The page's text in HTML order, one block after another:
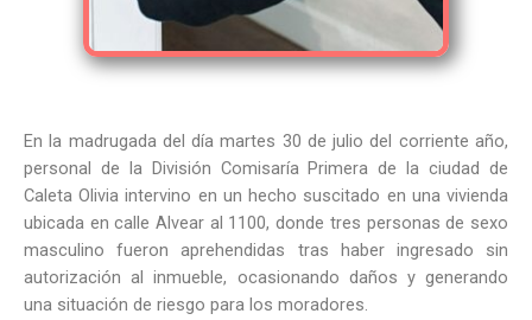
En la madrugada del día martes 30 de julio del corriente año,
personal de la División Comisaría Primera de la ciudad de
Caleta Olivia intervino en un hecho suscitado en una vivienda
ubicada en calle Alvear al 1100, donde tres personas de sexo
masculino fueron aprehendidas tras haber ingresado sin
autorización al inmueble, ocasionando daños y generando
una situación de riesgo para los moradores.